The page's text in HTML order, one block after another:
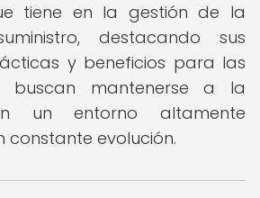
tiene en la gestión de la
destacando sus
y beneficios para las
buscan mantenerse a la
un entorno altamente
constante evolución.